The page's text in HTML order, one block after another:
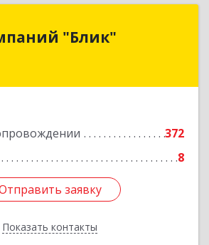
"Блик"
372
8
заявку
Показать контакты
компаний "Блик"
заявку
Назад